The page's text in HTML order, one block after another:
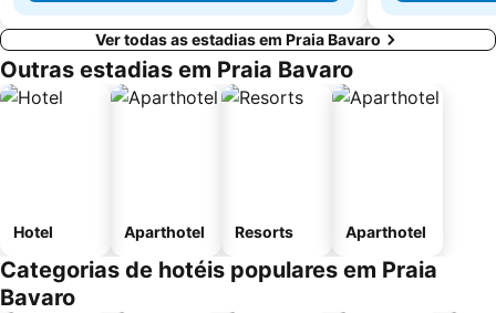
Ver todas as estadias em Praia Bavaro
Outras estadias em Praia Bavaro
Hotel Aparthotel Resorts Aparthotel
Categorias de hotéis populares em Praia
Bavaro